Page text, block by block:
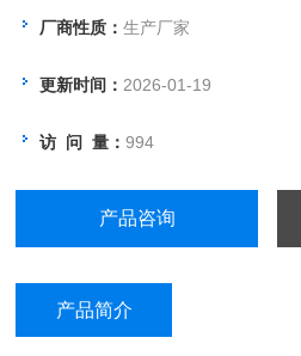
厂商性质：生产厂家
更新时间： 2026-01-19
访 问 量：994
产品咨询
产品简介